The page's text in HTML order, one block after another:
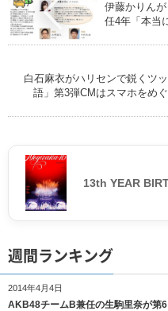
伊藤かりん
任4年「本当
白石麻衣がハリセンで鋭くツ
語」第3弾CMはスマホをめ
13th YEAR
週間ランキング
2014年4月4日
AKB48チームB兼任の生駒里奈が第